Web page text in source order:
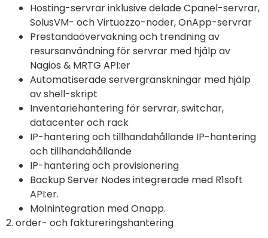
Hosting-servrar inklusive delade Cpanel-servrar,
SolusVM- och Virtuozzo-noder, OnApp-servrar
Prestandaövervakning och trendning av
resursanvändning för servrar med hjälp av
Nagios & MRTG API:er
Automatiserade servergranskningar med hjälp
av shell-skript
Inventariehantering för servrar, switchar,
datacenter och rack
IP-hantering och tillhandahållande IP-hantering
och tillhandahållande
IP-hantering och provisionering
Backup Server Nodes integrerade med R1soft
API:er.
Molnintegration med Onapp.
2. order- och faktureringshantering